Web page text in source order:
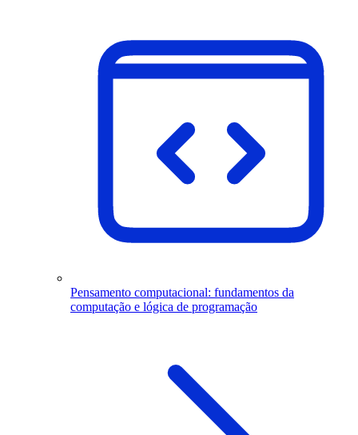
Pensamento computacional: fundamentos da
computação e lógica de programação